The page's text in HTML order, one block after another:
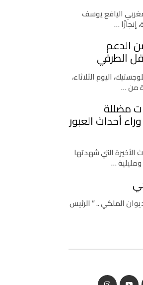
اليافع يوسف
الدعم
الطرقي
اليوم الثلاثاء،
من …
مضللة
أحداث العبور
الأخيرة التي شهدتها
…
الملكي .. ” الرئيس